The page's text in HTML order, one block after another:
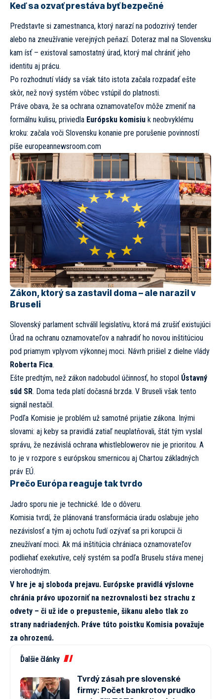
Keď sa ozvať prestáva byť bezpečné
Predstavte si zamestnanca, ktorý narazí na podozrivý tender
alebo na zneužívanie verejných peňazí. Doteraz mal na Slovensku
kam ísť – existoval samostatný úrad, ktorý mal chrániť jeho
identitu aj prácu.
Po rozhodnutí vlády sa však táto istota začala rozpadať ešte
skôr, než nový systém vôbec vstúpil do platnosti.
Práve obava, že sa ochrana oznamovateľov môže zmeniť na
formálnu kulisu, priviedla Európsku komisiu k neobvyklému
kroku: začala voči Slovensku konanie pre porušenie povinností
píše europeannewsroom.com
Zákon, ktorý sa zastavil doma – ale narazil v
Bruseli
Slovenský parlament schválil legislatívu, ktorá má zrušiť existujúci
Úrad na ochranu oznamovateľov a nahradiť ho novou inštitúciou
pod priamym vplyvom výkonnej moci. Návrh prišiel z dielne vlády
Roberta Fica.
Ešte predtým, než zákon nadobudol účinnosť, ho stopol Ústavný
súd SR. Doma teda platí dočasná brzda. V Bruseli však tento
signál nestačil.
Podľa Komisie je problém už samotné prijatie zákona. Inými
slovami: aj keby sa pravidlá zatiaľ neuplatňovali, štát tým vyslal
správu, že nezávislá ochrana whistleblowerov nie je prioritou. A
to je v rozpore s európskou smernicou aj Chartou základných
práv EÚ.
Prečo Európa reaguje tak tvrdo
Jadro sporu nie je technické. Ide o dôveru.
Komisia tvrdí, že plánovaná transformácia úradu oslabuje jeho
nezávislosť a tým aj ochotu ľudí ozývať sa pri korupcii či
zneužívaní moci. Ak má inštitúcia chrániaca oznamovateľov
podliehať exekutíve, celý systém sa podľa Bruselu stáva menej
vierohodným.
V hre je aj sloboda prejavu. Európske pravidlá výslovne
chránia právo upozorniť na nezrovnalosti bez strachu z
odvety – či už ide o prepustenie, šikanu alebo tlak zo
strany nadriadených. Práve túto poistku Komisia považuje
za ohrozenú.
Ďalšie články
Tvrdý zásah pre slovenské
firmy: Počet bankrotov prudko